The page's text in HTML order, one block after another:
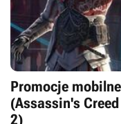
Promocje
(Assassin's
2)